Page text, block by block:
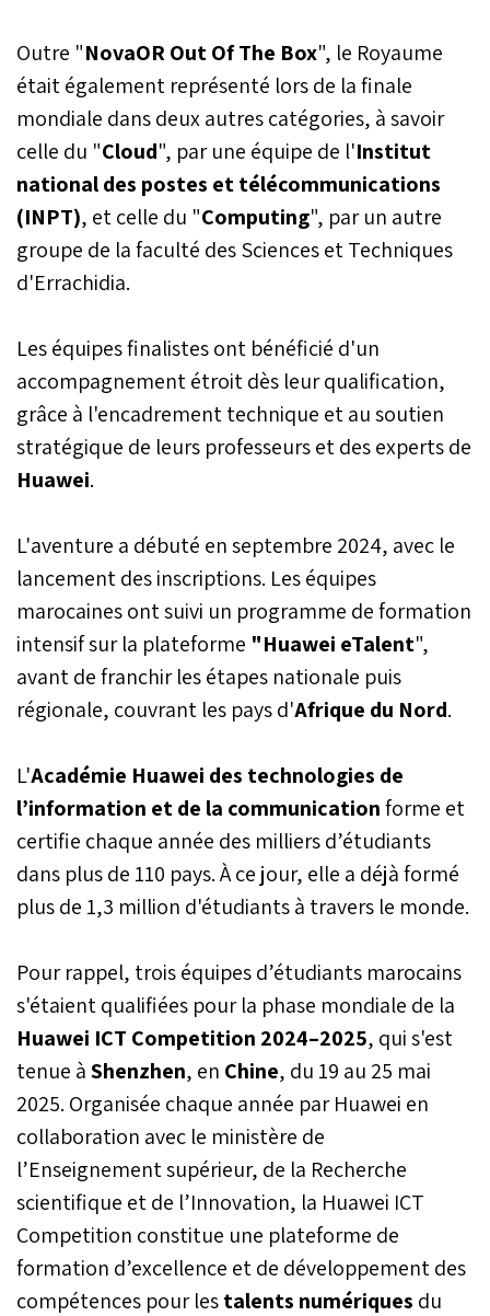
Outre "NovaOR Out Of The Box", le Royaume
était également représenté lors de la finale
mondiale dans deux autres catégories, à savoir
celle du "Cloud", par une équipe de l'Institut
national des postes et télécommunications
(INPT), et celle du "Computing", par un autre
groupe de la faculté des Sciences et Techniques
d'Errachidia.
Les équipes finalistes ont bénéficié d'un
accompagnement étroit dès leur qualification,
grâce à l'encadrement technique et au soutien
stratégique de leurs professeurs et des experts de
Huawei.
L'aventure a débuté en septembre 2024, avec le
lancement des inscriptions. Les équipes
marocaines ont suivi un programme de formation
intensif sur la plateforme "Huawei eTalent",
avant de franchir les étapes nationale puis
régionale, couvrant les pays d'Afrique du Nord.
L'Académie Huawei des technologies de
l’information et de la communicationforme et
certifie chaque année des milliers d’étudiants
dans plus de 110 pays. À ce jour, elle a déjà formé
plus de 1,3 million d'étudiants à travers le monde.
Pour rappel, trois équipes d’étudiants marocains
s'étaient qualifiées pour la phase mondiale de la
Huawei ICT Competition 2024–2025, qui s'est
tenue àShenzhen, en Chine, du 19 au 25 mai
2025. Organisée chaque année par Huawei en
collaboration avec le ministère de
l’Enseignement supérieur, de la Recherche
scientifique et de l’Innovation, la Huawei ICT
Competition constitue une plateforme de
formation d’excellence et de développement des
compétences pour lestalents numériques du